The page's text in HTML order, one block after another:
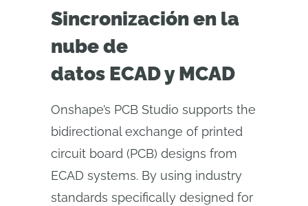
Sincronización en la
nube de
datos ECAD y MCAD
Onshape’s PCB Studio supports the
bidirectional exchange of printed
circuit board (PCB) designs from
ECAD systems. By using industry
standards specifically designed for